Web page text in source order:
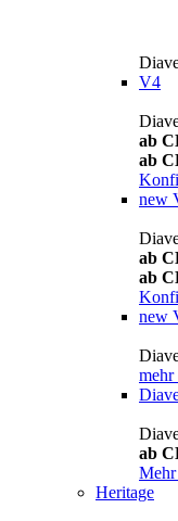
V4
ab
ab
new
ab
ab
new
mehr
ab
Mehr
Heritage